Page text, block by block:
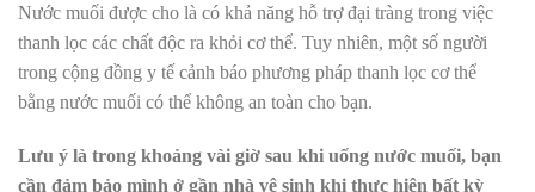
Nước muối được cho là có khả năng hỗ trợ đại tràng trong việc
thanh lọc các chất độc ra khỏi cơ thể. Tuy nhiên, một số người
trong cộng đồng y tế cảnh báo phương pháp thanh lọc cơ thể
bằng nước muối có thể không an toàn cho bạn.
Lưu ý là trong khoảng vài giờ sau khi uống nước muối, bạn
cần đảm bảo mình ở gần nhà vệ sinh khi thực hiện bất kỳ